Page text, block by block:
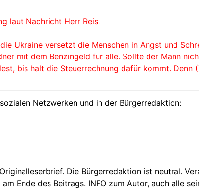
laut Nachricht Herr Reis.
Ukraine versetzt die Menschen in Angst und
mit dem Benzingeld für alle. Sollte der Mann
bis halt die Steuerrechnung dafür kommt. Denn
Netzwerken und in der Bürgerredaktion:
Die Bürgerredaktion ist neutral.
Ende des Beitrags. INFO zum Autor, auch alle